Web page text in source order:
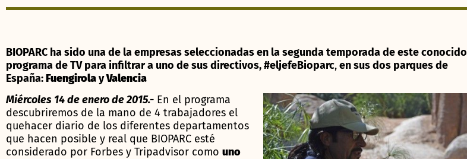
BIOPARC ha sido una de la empresas seleccionadas en la segunda temporada de este conocido
programa de TV para infiltrar a uno de sus directivos, #eljefeBioparc,en sus dos parques de
España:FuengirolayValencia
Miércoles 14 de enero de 2015.- En el programa
descubriremos de la mano de 4 trabajadores el
quehacer diario de los diferentes departamentos
que hacen posible y real que BIOPARC esté
considerado por Forbes y Tripadvisor como uno